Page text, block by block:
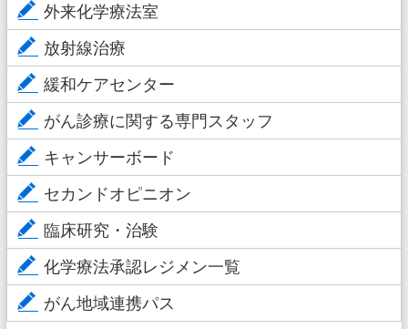
外来化学療法室
放射線治療
緩和ケアセンター
がん診療に関する専門スタッフ
キャンサーボード
セカンドオピニオン
臨床研究・治験
化学療法承認レジメン一覧
がん地域連携パス